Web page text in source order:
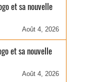
et sa nouvelle
Août 4, 2026
et sa nouvelle
Août 4, 2026